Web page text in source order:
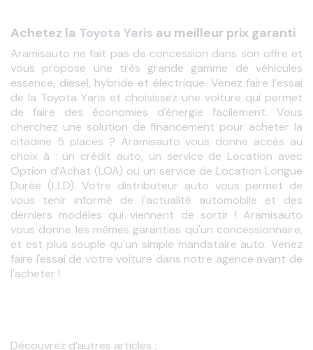
Achetez la Toyota Yaris au meilleur prix garanti
Aramisauto ne fait pas de concession dans son offre et
vous propose une très grande gamme de véhicules
essence, diesel, hybride et électrique. Venez faire l’essai
de la Toyota Yaris et choisissez une voiture qui permet
de faire des économies d'énergie facilement. Vous
cherchez une solution de financement pour acheter la
citadine 5 places ? Aramisauto vous donne accès au
choix à : un crédit auto, un service de Location avec
Option d’Achat (LOA) ou un service de Location Longue
Durée (LLD). Votre distributeur auto vous permet de
vous tenir informé de l'actualité automobile et des
derniers modèles qui viennent de sortir ! Aramisauto
vous donne les mêmes garanties qu'un concessionnaire,
et est plus souple qu'un simple mandataire auto. Venez
faire l'essai de votre voiture dans notre agence avant de